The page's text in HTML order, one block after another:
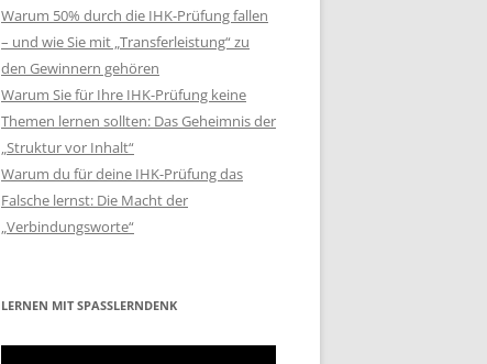
Warum 50% durch die IHK-Prüfung fallen
– und wie Sie mit „Transferleistung“ zu
den Gewinnern gehören
Warum Sie für Ihre IHK-Prüfung keine
Themen lernen sollten: Das Geheimnis der
„Struktur vor Inhalt“
Warum du für deine IHK-Prüfung das
Falsche lernst: Die Macht der
„Verbindungsworte“
LERNEN MIT SPASSLERNDENK